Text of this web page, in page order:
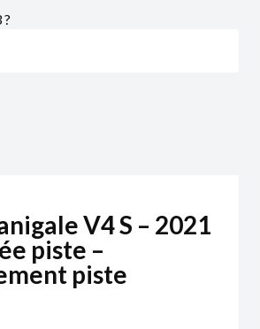
V4 S – 2021
piste –
piste